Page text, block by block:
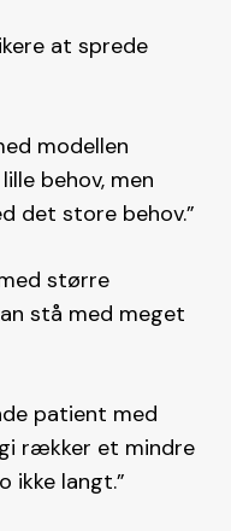
at sprede
modellen
behov, men
det store behov.”
større
stå med meget
patient med
rækker et mindre
ikke langt.”